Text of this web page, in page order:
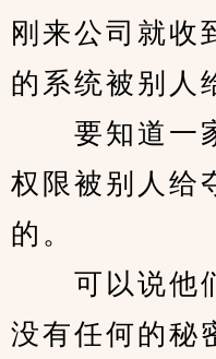
刚来公司就收
的系统被别人
要知道一家
权限被别人给
的。
可以说他们
没有任何的秘